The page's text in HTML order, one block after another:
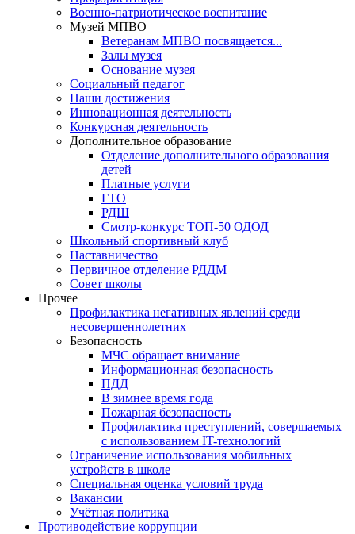
Военно-патриотическое воспитание
Музей МПВО
Ветеранам МПВО посвящается...
Залы музея
Основание музея
Социальный педагог
Наши достижения
Инновационная деятельность
Конкурсная деятельность
Дополнительное образование
Отделение дополнительного образования
детей
Платные услуги
ГТО
РДШ
Смотр-конкурс ТОП-50 ОДОД
Школьный спортивный клуб
Наставничество
Первичное отделение РДДМ
Совет школы
Прочее
Профилактика негативных явлений среди
несовершеннолетних
Безопасность
МЧС обращает внимание
Информационная безопасность
ПДД
В зимнее время года
Пожарная безопасность
Профилактика преступлений, совершаемых
с использованием IT-технологий
Ограничение использования мобильных
устройств в школе
Специальная оценка условий труда
Вакансии
Учётная политика
Противодействие коррупции